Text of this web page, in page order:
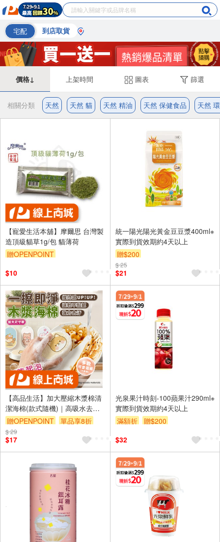
宅配 到店取貨
價格↓ 上架時間 圖表 篩選
相關分類 天然 天然 貓 天然 精油 天然 保健食品 天然
【寵愛生活本舖】摩爾思 台灣製
造頂級貓草1g/包 貓薄荷
贈OPENPOINT
$10
統一陽光陽光黃金豆豆漿400ml※
實際到貨效期約4天以上
贈$200
$ 25
$21
【高品生活】加大壓縮木漿棉清
潔海棉(款式隨機)｜高吸水去污
｜廚房洗碗洗車多用途海棉
贈OPENPOINT 單品享8折
$ 29
$17
光泉果汁時刻-100蘋果汁290ml※
實際到貨效期約4天以上
滿額折
贈$200
$32